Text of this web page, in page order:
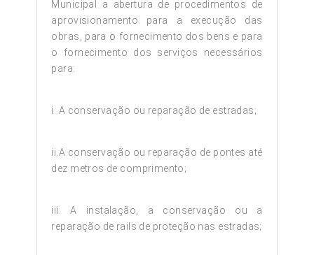
Municipal a abertura de procedimentos de
aprovisionamento para a execução das
obras, para o fornecimento dos bens e para
o fornecimento dos serviços necessários
para:
i. A conservação ou reparação de estradas;
ii.A conservação ou reparação de pontes até
dez metros de comprimento;
iii. A instalação, a conservação ou a
reparação de rails de proteção nas estradas;